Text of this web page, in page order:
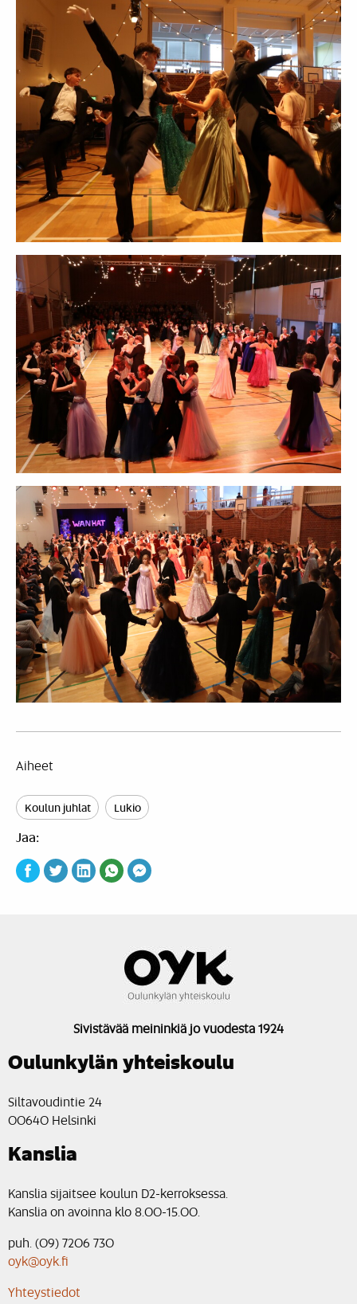
Aiheet
Koulun juhlat Lukio
Jaa:
Sivistävää meininkiä jo vuodesta 1924
Oulunkylän yhteiskoulu
Siltavoudintie 24
00640 Helsinki
Kanslia
Kanslia sijaitsee koulun D2-kerroksessa.
Kanslia on avoinna klo 8.00-15.00.
puh. (09) 7206 730
oyk@oyk.fi
Yhteystiedot